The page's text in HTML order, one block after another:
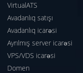
VirtualATS
Avadanlıq satışı
Avadanlıq icarəsi
Ayrılmış server icarəsi
VPS/VDS icarəsi
Domen